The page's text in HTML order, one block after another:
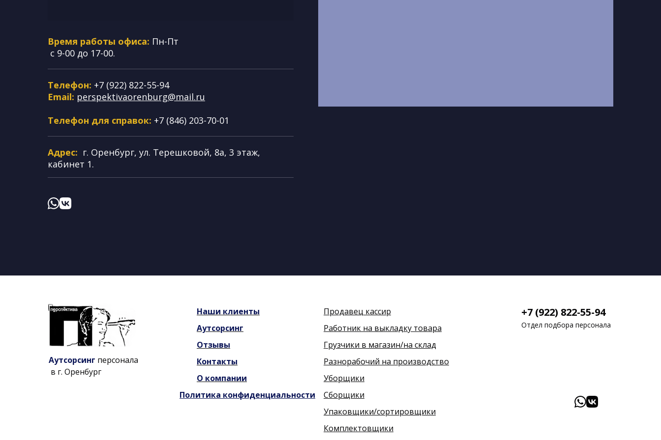
Время работы офиса: Пн-Пт
с 9-00 до 17-00.
Телефон: +7 (922) 822-55-94
Email: perspektivaorenburg@mail.ru
Телефон для справок: +7 (846) 203-70-01
Адрес: г. Оренбург, ул. Терешковой, 8а, 3 этаж,
кабинет 1.
Политика конфиденциальности
Комплектовщики
Упаковщики/сортировщики
Сборщики
Уборщики
Разнорабочий на производство
Грузчики в магазин/на склад
Работник на выкладку товара
Продавец кассир +7 (922) 822-55-94
Отдел подбора персонала
О компании
Контакты
Отзывы
Аутсорсинг
Наши клиенты
Аутсорсинг персонала
в г. Оренбург